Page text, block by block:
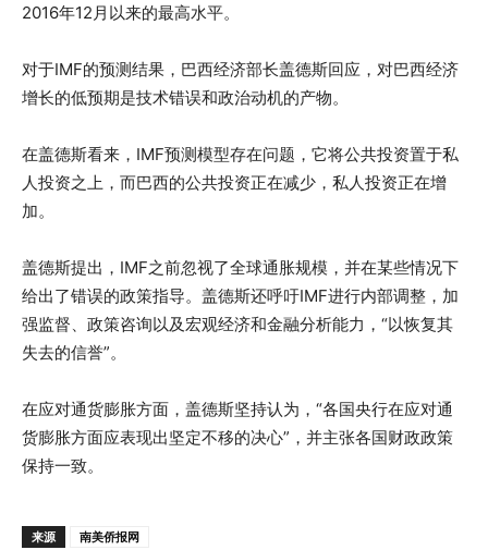
2016年12月以来的最高水平。
对于IMF的预测结果，巴西经济部长盖德斯回应，对巴西经济
增长的低预期是技术错误和政治动机的产物。
在盖德斯看来，IMF预测模型存在问题，它将公共投资置于私
人投资之上，而巴西的公共投资正在减少，私人投资正在增
加。
盖德斯提出，IMF之前忽视了全球通胀规模，并在某些情况下
给出了错误的政策指导。盖德斯还呼吁IMF进行内部调整，加
强监督、政策咨询以及宏观经济和金融分析能力，“以恢复其
失去的信誉”。
在应对通货膨胀方面，盖德斯坚持认为，“各国央行在应对通
货膨胀方面应表现出坚定不移的决心”，并主张各国财政政策
保持一致。
来源 南美侨报网